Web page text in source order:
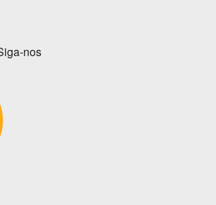
nos